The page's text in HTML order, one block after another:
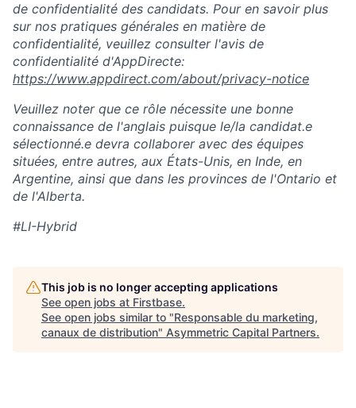
de confidentialité des candidats. Pour en savoir plus
sur nos pratiques générales en matière de
confidentialité, veuillez consulter l'avis de
confidentialité d'AppDirecte:
https://www.appdirect.com/about/privacy-notice
Veuillez noter que ce rôle nécessite une bonne
connaissance de l'anglais puisque le/la candidat.e
sélectionné.e devra collaborer avec des équipes
situées, entre autres, aux États-Unis, en Inde, en
Argentine, ainsi que dans les provinces de l'Ontario et
de l'Alberta.
#LI-Hybrid
This job is no longer accepting applications
See open jobs at Firstbase.
See open jobs similar to "Responsable du marketing,
canaux de distribution" Asymmetric Capital Partners.